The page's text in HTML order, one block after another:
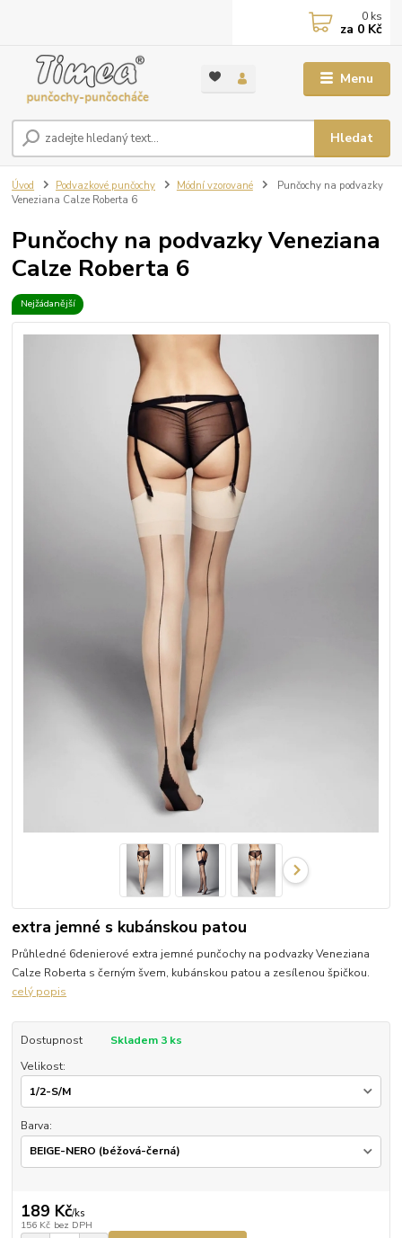
Menu
Hledat
0 ks
za 0 Kč
Úvod Podvazkové punčochy Módní vzorované
Punčochy na podvazky
Veneziana Calze Roberta 6
Punčochy na podvazky Veneziana
Calze Roberta 6
Nejžádanější
extra jemné s kubánskou patou
Průhledné 6denierové extra jemné punčochy na podvazky Veneziana
Calze Roberta s černým švem, kubánskou patou a zesílenou špičkou.
celý popis
Dostupnost
Skladem 3 ks
Velikost:
Barva:
189 Kč/ks
156 Kč bez DPH